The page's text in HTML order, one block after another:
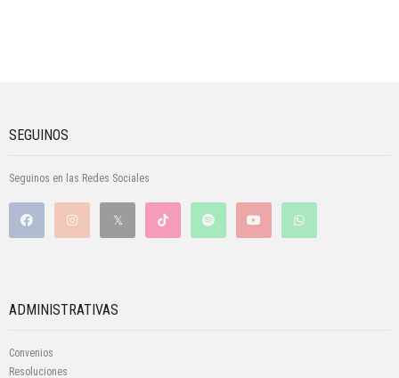
SEGUINOS
Seguinos en las Redes Sociales
ADMINISTRATIVAS
Convenios
Resoluciones